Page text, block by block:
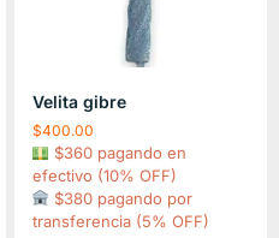
Velita gibre
$400.00
$360 pagando en
efectivo (10% OFF)
$380 pagando por
transferencia (5% OFF)